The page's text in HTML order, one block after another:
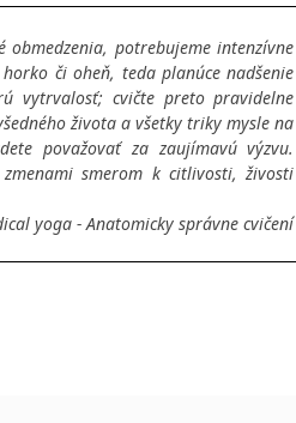
potrebujeme intenzívne
či oheň, teda planúce nadšenie
vytrvalosť; cvičte preto pravidelne
života a všetky triky mysle na
považovať za zaujímavú výzvu.
smerom k citlivosti, živosti
yoga - Anatomicky správne cvičení